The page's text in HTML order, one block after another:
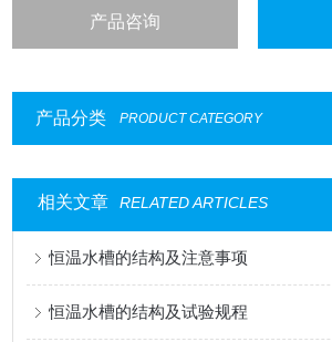
产品咨询
产品分类 PRODUCT CATEGORY
相关文章 RELATED ARTICLES
恒温水槽的结构及注意事项
恒温水槽的结构及试验规程